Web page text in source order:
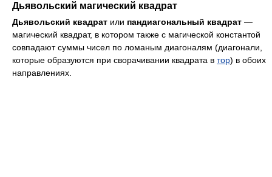
Дьявольский магический квадрат
Дьявольский квадрат или пандиагональный квадрат —
магический квадрат, в котором также с магической константой
совпадают суммы чисел по ломаным диагоналям (диагонали,
которые образуются при сворачивании квадрата в тор) в обоих
направлениях.